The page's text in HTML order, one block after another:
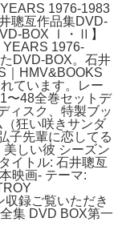
1976-1983
聰亙作品集DVD-
BOX Ⅰ・Ⅱ】
YEARS 1976-
DVD-BOX。石井
HMV&BOOKS
ています。レー
48全巻セットデ
ィスク、特製ブッ
狂い咲きサンダ
子先輩に恋してる
しい彼 シーズン
トル: 石井聰亙
映画- テーマ:
録ご覧いただき
集 DVD BOX第一